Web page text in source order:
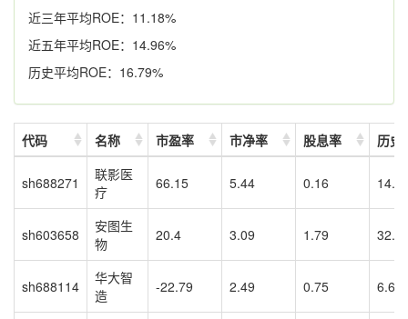
近三年平均ROE：11.18%
近五年平均ROE：14.96%
历史平均ROE：16.79%
代码 名称 市盈率 市净率 股息率 历史
sh688271
联影医
疗
66.15 5.44 0.16
sh603658
安图生
物
20.4 3.09 1.79
sh688114
华大智
造
-22.79 2.49 0.75 6.62